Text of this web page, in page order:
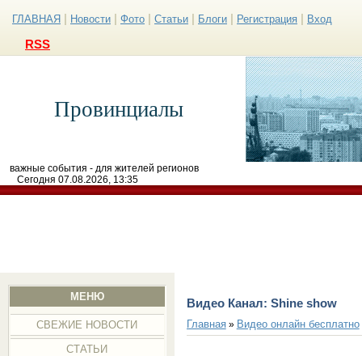
ГЛАВНАЯ Новости Фото Статьи Блоги Регистрация Вход
RSS
Провинциалы
важные события - для жителей регионов
Сегодня 07.08.2026, 13:35
МЕНЮ
СВЕЖИЕ НОВОСТИ
СТАТЬИ
Видео Канал: Shine show
Главная» Видео онлайн бесплатно